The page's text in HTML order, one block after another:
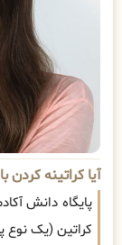
آیا کراتینه
پایگاه دانش
کراتین (یک نوع